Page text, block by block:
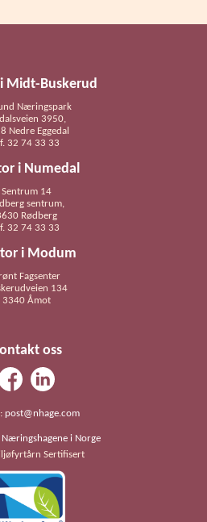
Midt-Buskerud
Næringspark
3950,
Nedre Eggedal
32 74 33 33
i Numedal
Sentrum 14
sentrum,
Rødberg
32 74 33 33
i Modum
Fagsenter
134
3340 Åmot
oss
post@nhage.com
Næringshagene i Norge
Sertifisert